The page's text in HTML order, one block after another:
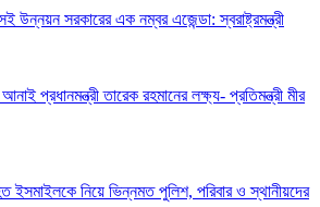
উন্নয়ন সরকারের এক নম্বর এজেন্ডা: স্বরাষ্ট্রমন্ত্রী
প্রধানমন্ত্রী তারেক রহমানের লক্ষ্য- প্রতিমন্ত্রী মীর
ইসমাইলকে নিয়ে ভিন্নমত পুলিশ, পরিবার ও স্থানীয়দের